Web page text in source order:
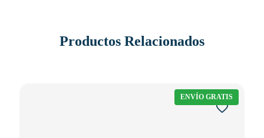
Productos Relacionados
ENVÍO GRATIS